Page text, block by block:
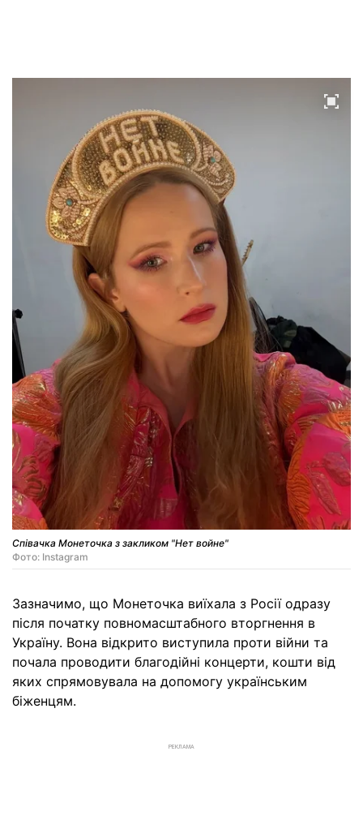
Співачка Монеточка з закликом "Нет войне"
Фото: Instagram
Зазначимо, що Монеточка виїхала з Росії одразу
після початку повномасштабного вторгнення в
Україну. Вона відкрито виступила проти війни та
почала проводити благодійні концерти, кошти від
яких спрямовувала на допомогу українським
біженцям.
РЕКЛАМА